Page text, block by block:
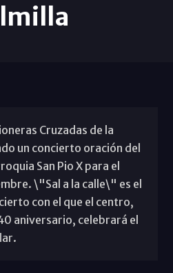
Cruzadas de la
un concierto oración del
San Pio X para el
\"Sal a la calle\" es el
con el que el centro,
aniversario, celebrará el